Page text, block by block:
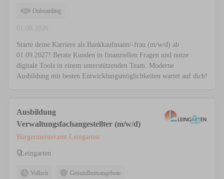
Onboarding
01.08.2026
Starte deine Karriere als Bankkaufmann/-frau (m/w/d) ab
01.09.2027! Berate Kunden in finanziellen Fragen und nutze
digitale Tools in einem unterstützenden Team. Moderne
Ausbildung mit besten Entwicklungsmöglichkeiten wartet auf dich!
Ausbildung
Verwaltungsfachangestellter (m/w/d)
Bürgermeisteramt Leingarten
Leingarten
Vollzeit Gesundheitsangebote